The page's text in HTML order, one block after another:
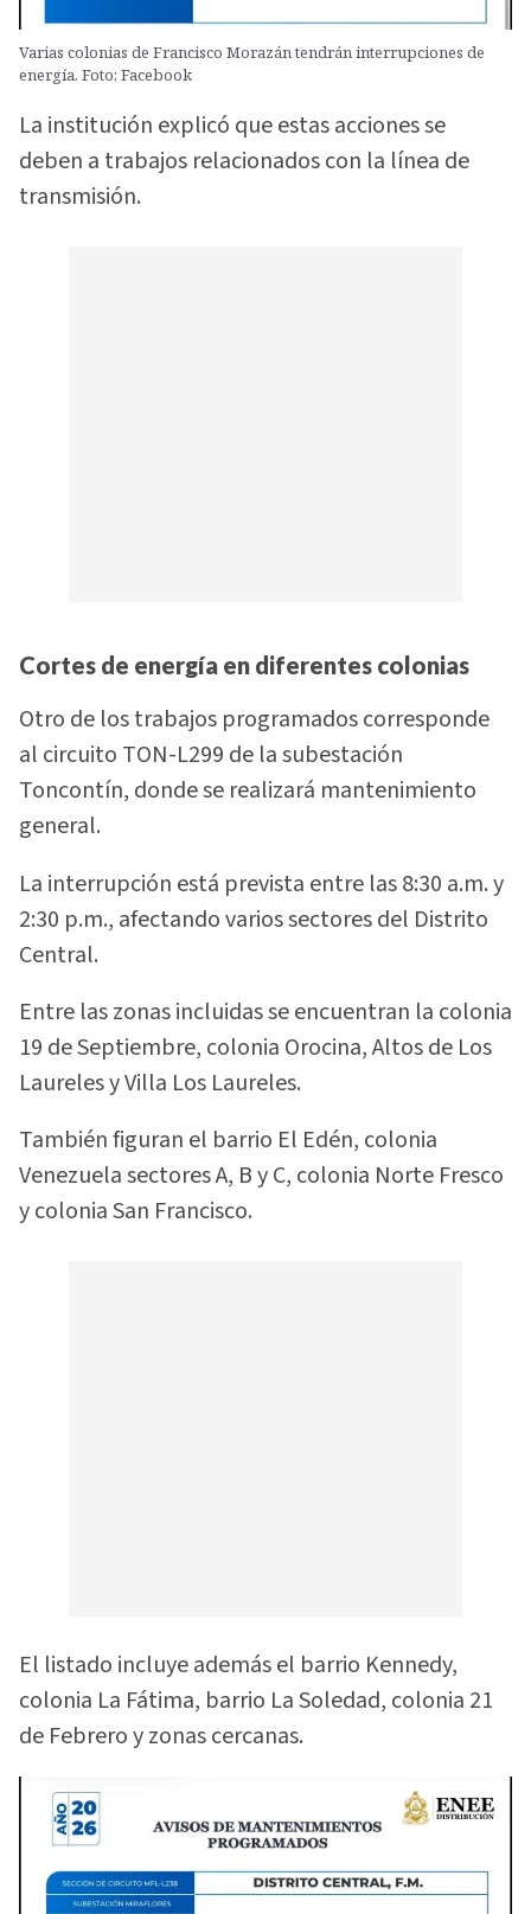
Varias colonias de Francisco Morazán tendrán interrupciones de
energía. Foto: Facebook
La institución explicó que estas acciones se
deben a trabajos relacionados con la línea de
transmisión.
Cortes de energía en diferentes colonias
Otro de los trabajos programados corresponde
al circuito TON-L299 de la subestación
Toncontín, donde se realizará mantenimiento
general.
La interrupción está prevista entre las 8:30 a.m. y
2:30 p.m., afectando varios sectores del Distrito
Central.
Entre las zonas incluidas se encuentran la colonia
19 de Septiembre, colonia Orocina, Altos de Los
Laureles y Villa Los Laureles.
También figuran el barrio El Edén, colonia
Venezuela sectores A, B y C, colonia Norte Fresco
y colonia San Francisco.
El listado incluye además el barrio Kennedy,
colonia La Fátima, barrio La Soledad, colonia 21
de Febrero y zonas cercanas.